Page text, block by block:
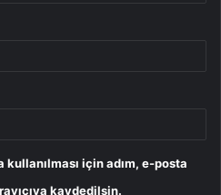
için adım, e-posta
kaydedilsin.